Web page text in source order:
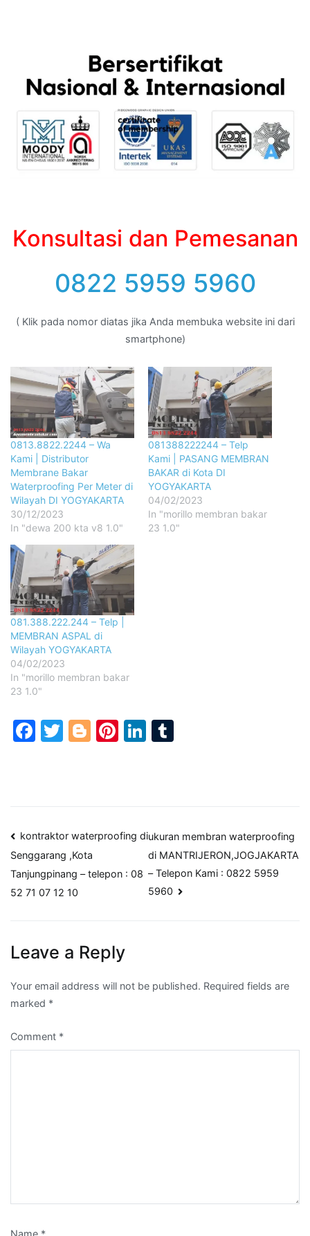
Konsultasi dan Pemesanan
0822 5959 5960
( Klik pada nomor diatas jika Anda membuka website ini dari
smartphone)
0813.8822.2244 – Wa
Kami | Distributor
Membrane Bakar
Waterproofing Per Meter di
Wilayah DI YOGYAKARTA
30/12/2023
In "dewa 200 kta v8 1.0"
081388222244 – Telp
Kami | PASANG MEMBRAN
BAKAR di Kota DI
YOGYAKARTA
04/02/2023
In "morillo membran bakar
23 1.0"
081.388.222.244 – Telp |
MEMBRAN ASPAL di
Wilayah YOGYAKARTA
04/02/2023
In "morillo membran bakar
23 1.0"
Facebook
Twitter
Blogger
Pinterest
LinkedIn
Post
navigation
kontraktor waterproofing di
Senggarang ,Kota
Tanjungpinang – telepon : 08
52 71 07 12 10
ukuran membran waterproofing
di MANTRIJERON,JOGJAKARTA
– Telepon Kami : 0822 5959
5960
Leave a Reply
Your email address will not be published. Required fields are
marked *
Comment *
Name *